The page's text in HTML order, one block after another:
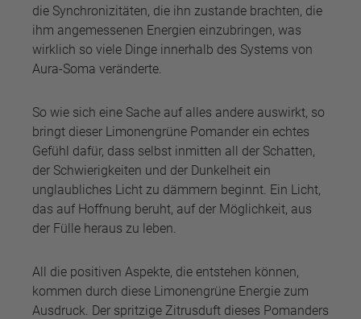
die Synchronizitäten, die ihn zustande brachten, die
ihm angemessenen Energien einzubringen, was
wirklich so viele Dinge innerhalb des Systems von
Aura-Soma veränderte.
So wie sich eine Sache auf alles andere auswirkt, so
bringt dieser Limonengrüne Pomander ein echtes
Gefühl dafür, dass selbst inmitten all der Schatten,
der Schwierigkeiten und der Dunkelheit ein
unglaubliches Licht zu dämmern beginnt. Ein Licht,
das auf Hoffnung beruht, auf der Möglichkeit, aus
der Fülle heraus zu leben.
All die positiven Aspekte, die entstehen können,
kommen durch diese Limonengrüne Energie zum
Ausdruck. Der spritzige Zitrusduft dieses Pomanders